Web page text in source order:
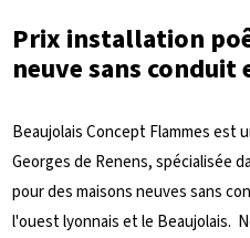
Prix installation
neuve sans conduit
Beaujolais Concept Flammes est
Georges de Renens, spécialisée
pour des maisons neuves sans
l'ouest lyonnais et le Beaujolais.